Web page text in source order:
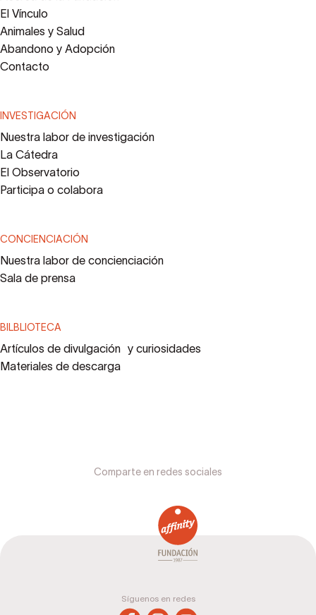
El Vínculo
Animales y Salud
Abandono y Adopción
Contacto
INVESTIGACIÓN
Nuestra labor de investigación
La Cátedra
El Observatorio
Participa o colabora
CONCIENCIACIÓN
Nuestra labor de concienciación
Sala de prensa
BILBLIOTECA
Artículos de divulgación y curiosidades
Materiales de descarga
Comparte en redes sociales
Síguenos en redes